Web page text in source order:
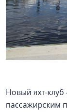
Новый яхт-клуб
пассажирским